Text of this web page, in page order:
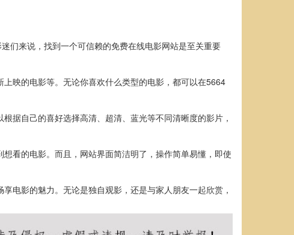
们来说，找到一个可信赖的免费在线电影网站是至关重要
映的电影等。无论你喜欢什么类型的电影，都可以在5664
据自己的喜好选择高清、超清、蓝光等不同清晰度的影片，
看的电影。而且，网站界面简洁明了，操作简单易懂，即使
电影的魅力。无论是独自观影，还是与家人朋友一起欣赏，